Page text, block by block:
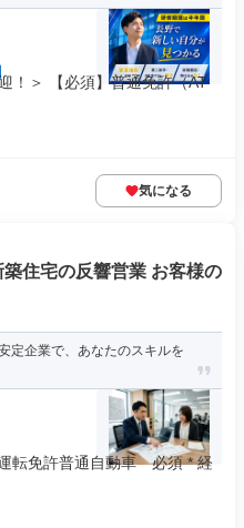
！＞ 【必須】普通免許（AT
気になる
築住宅の反響営業 お客様の
定企業で、あなたのスキルを
転免許普通自動車 必須 * 経